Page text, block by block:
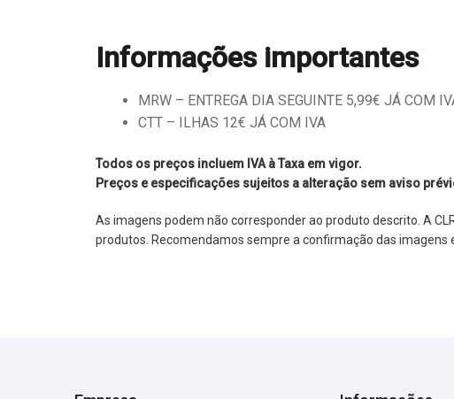
Informações importantes
MRW – ENTREGA DIA SEGUINTE 5,99€ JÁ COM
CTT – ILHAS 12€ JÁ COM IVA
Todos os preços incluem IVA à Taxa em vigor.
Preços e especificações sujeitos a alteração sem aviso
As imagens podem não corresponder ao produto descrito. A
produtos. Recomendamos sempre a confirmação das imagens